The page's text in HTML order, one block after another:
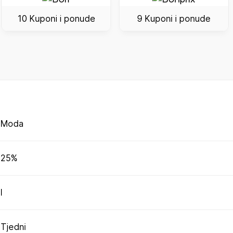
10 Kuponi i ponude 9 Kuponi i ponude
Moda
25%
I
Tjedni